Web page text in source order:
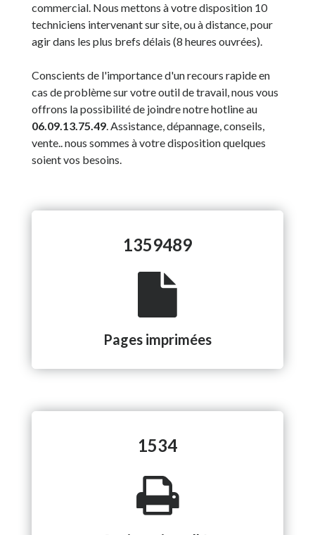
commercial. Nous mettons à votre disposition 10
techniciens intervenant sur site, ou à distance, pour
agir dans les plus brefs délais (8 heures ouvrées).
Conscients de l'importance d'un recours rapide en
cas de problème sur votre outil de travail, nous vous
offrons la possibilité de joindre notre hotline au
06.09.13.75.49. Assistance, dépannage, conseils,
vente.. nous sommes à votre disposition quelques
soient vos besoins.
1359489
Pages imprimées
1534